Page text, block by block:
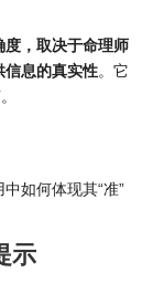
度，取决于命理师
信息的真实性。它
如何体现其“准”
示